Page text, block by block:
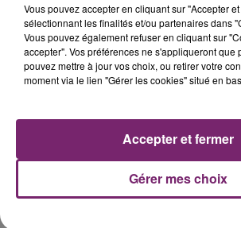
La Bulle -
de Frelinghien !
éclipse solaire du
Vous pouvez accepter en cliquant sur "Accepter
sélectionnant les finalités et/ou partenaires dans
Vous pouvez également refuser en cliquant sur
accepter". Vos préférences ne s'appliqueront que
pouvez mettre à jour vos choix, ou retirer votre
moment via le lien "Gérer les cookies" situé en
Gérer mes choix
Accepter et fermer